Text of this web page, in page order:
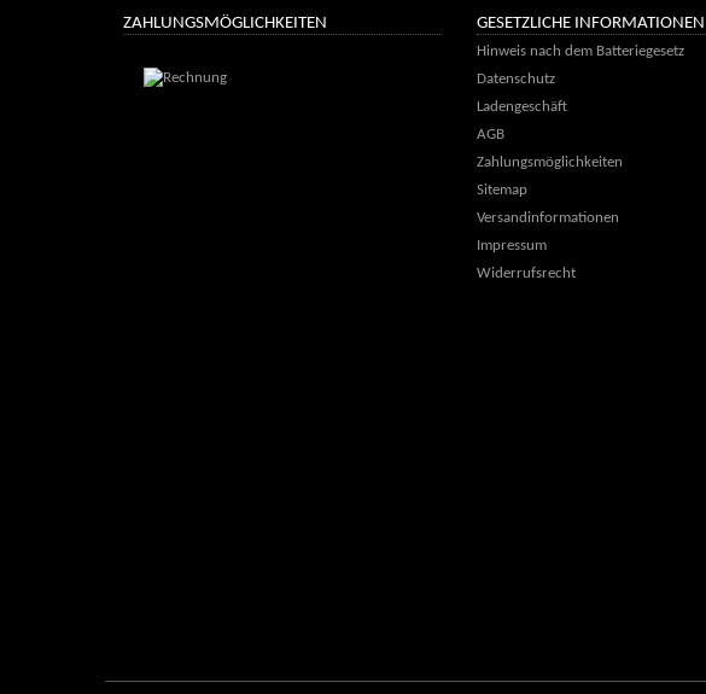
ZAHLUNGSMÖGLICHKEITEN GESETZLICHE INFORMATIONEN
Hinweis nach dem Batteriegesetz
Datenschutz
Ladengeschäft
AGB
Zahlungsmöglichkeiten
Sitemap
Versandinformationen
Impressum
Widerrufsrecht